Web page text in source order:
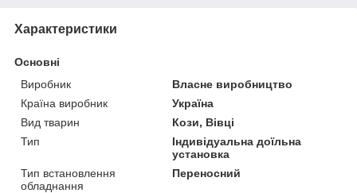
Характеристики
Основні
Виробник
Власне виробництво
Країна виробник
Україна
Вид тварин
Кози, Вівці
Тип
Індивідуальна доїльна
установка
Тип встановлення
обладнання
Переносний